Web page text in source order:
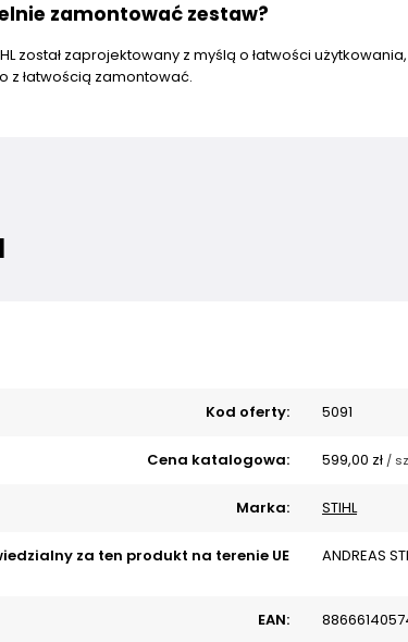
zamontować zestaw?
został zaprojektowany z myślą o łatwości
z łatwością zamontować.
Kod oferty: 5091
Cena katalogowa: 599,00 zł /
Marka: STIHL
za ten produkt na terenie UE ANDREAS
EAN: